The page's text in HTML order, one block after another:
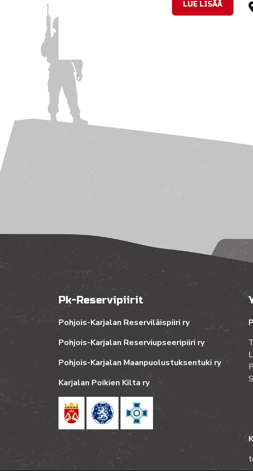
LUE LISÄÄ
Pk-Reservipiirit
Pohjois-Karjalan Reserviläispiiri ry
Pohjois-Karjalan Reserviupseeripiiri ry
Pohjois-Karjalan Maanpuolustuksentuki ry
Karjalan Poikien Kilta ry